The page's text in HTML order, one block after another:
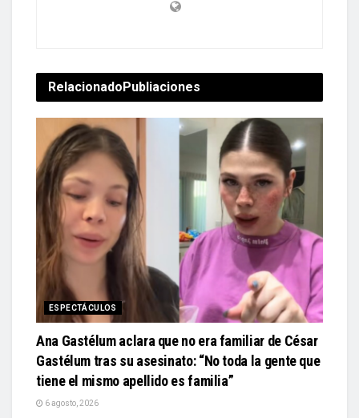
RelacionadoPubliaciones
ESPECTÁCULOS
Ana Gastélum aclara que no era familiar de César
Gastélum tras su asesinato: “No toda la gente que
tiene el mismo apellido es familia”
6 agosto, 2026